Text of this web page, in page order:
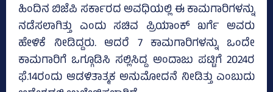
ಹಿಂದಿನ ಬಿಜೆಪಿ ಸರ್ಕಾರದ ಅವಧಿಯಲ್ಲಿ ಈ ಕಾಮಗಾರಿಗಳನ್ನು
ನಡೆಸಲಾಗಿತ್ತು ಎಂದು ಸಚಿವ ಪ್ರಿಯಾಂಕ್‌ ಖರ್ಗೆ ಅವರು
ಹೇಳಿಕೆ ನೀಡಿದ್ದರು. ಆದರೆ 7 ಕಾಮಗಾರಿಗಳನ್ನು ಒಂದೇ
ಕಾಮಗಾರಿಗೆ ಒಗ್ಗೂಡಿಸಿ ಸಲ್ಲಿಸಿದ್ದ ಅಂದಾಜು ಪಟ್ಟಿಗೆ 2024ರ
ಫೆ.14ರಂದು ಆಡಳಿತಾತ್ಮಕ ಅನುಮೋದನೆ ನೀಡಿತ್ತು ಎಂಬುದು